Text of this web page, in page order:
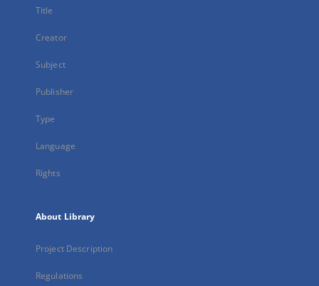
Title
Creator
Subject
Publisher
Type
Language
Rights
About Library
Project Description
Regulations